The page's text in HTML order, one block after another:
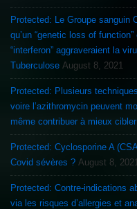
Protected: Le Groupe sanguin
qu’un “genetic loss of
“interferon” aggraveraient la
Tuberculose August 8, 2021
Protected: Plusieurs
voire l’azithromycin peuvent
même contribuer à mieux
Protected: Cyclosporine A (CSA) pour l’hyper-inflammation des cas
Covid sévères ? August 8, 2021
Protected: Contre-indications
via les risques d’allergies et